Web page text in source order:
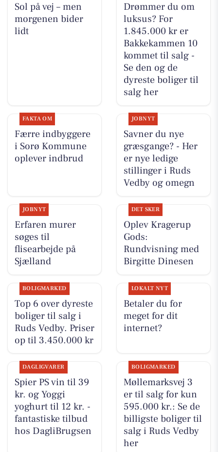
Sol på vej – men
morgenen bider
lidt
Drømmer du om
luksus? For
1.845.000 kr er
Bakkekammen 10
kommet til salg -
Se den og de
dyreste boliger til
salg her
FAKTA OM
Færre indbyggere
i Sorø Kommune
oplever indbrud
JOBNYT
Savner du nye
græsgange? - Her
er nye ledige
stillinger i Ruds
Vedby og omegn
JOBNYT
Erfaren murer
søges til
flisearbejde på
Sjælland
DET SKER
Oplev Kragerup
Gods:
Rundvisning med
Birgitte Dinesen
BOLIGMARKED
Top 6 over dyreste
boliger til salg i
Ruds Vedby. Priser
op til 3.450.000 kr
LOKALT NYT
Betaler du for
meget for dit
internet?
DAGLIGVARER
Spier PS vin til 39
kr. og Yoggi
yoghurt til 12 kr. -
fantastiske tilbud
hos DagliBrugsen
BOLIGMARKED
Møllemarksvej 3
er til salg for kun
595.000 kr.: Se de
billigste boliger til
salg i Ruds Vedby
her